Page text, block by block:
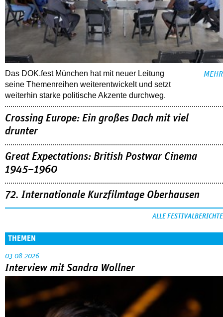
Das DOK.fest München hat mit neuer Leitung
seine Themenreihen weiterentwickelt und setzt
weiterhin starke politische Akzente durchweg.
MEHR
Crossing Europe: Ein großes Dach mit viel
drunter
Great Expectations: British Postwar Cinema
1945–1960
72. Internationale Kurzfilmtage Oberhausen
ALLE FESTIVALBERICHTE
THEMEN
03.08.2026
Interview mit Sandra Wollner